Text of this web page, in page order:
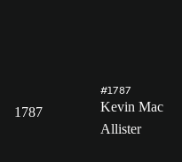
1787
#1787
Kevin Mac
Allister